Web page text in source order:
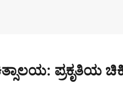
ಪ್ರಕೃತಿಯ